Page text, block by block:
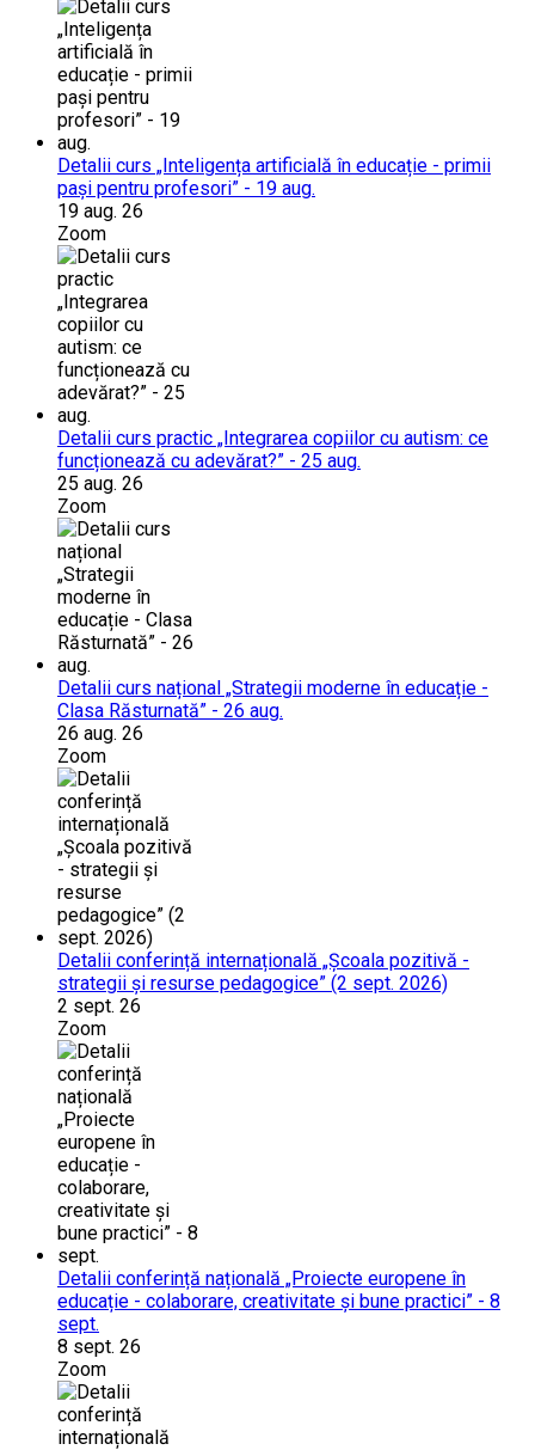
Detalii curs „Inteligența artificială în educație - primii
pași pentru profesori” - 19 aug.
19 aug. 26
Zoom
Detalii curs practic „Integrarea copiilor cu autism: ce
funcționează cu adevărat?” - 25 aug.
25 aug. 26
Zoom
Detalii curs național „Strategii moderne în educație -
Clasa Răsturnată” - 26 aug.
26 aug. 26
Zoom
Detalii conferință internațională „Școala pozitivă -
strategii și resurse pedagogice” (2 sept. 2026)
2 sept. 26
Zoom
Detalii conferință națională „Proiecte europene în
educație - colaborare, creativitate și bune practici” - 8
sept.
8 sept. 26
Zoom